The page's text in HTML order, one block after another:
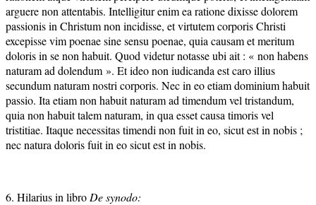
arguere non attentabis. Intelligitur enim ea ratione dixisse dolorem
passionis in Christum non incidisse, et virtutem corporis Christi
excepisse vim poenae sine sensu poenae, quia causam et meritum
doloris in se non habuit. Quod videtur notasse ubi ait : « non habens
naturam ad dolendum ». Et ideo non iudicanda est caro illius
secundum naturam nostri corporis. Nec in eo etiam dominium habuit
passio. Ita etiam non habuit naturam ad timendum vel tristandum,
quia non habuit talem naturam, in qua esset causa timoris vel
tristitiae. Itaque necessitas timendi non fuit in eo, sicut est in nobis ;
nec natura doloris fuit in eo sicut est in nobis.
6. Hilarius in libro De synodo: